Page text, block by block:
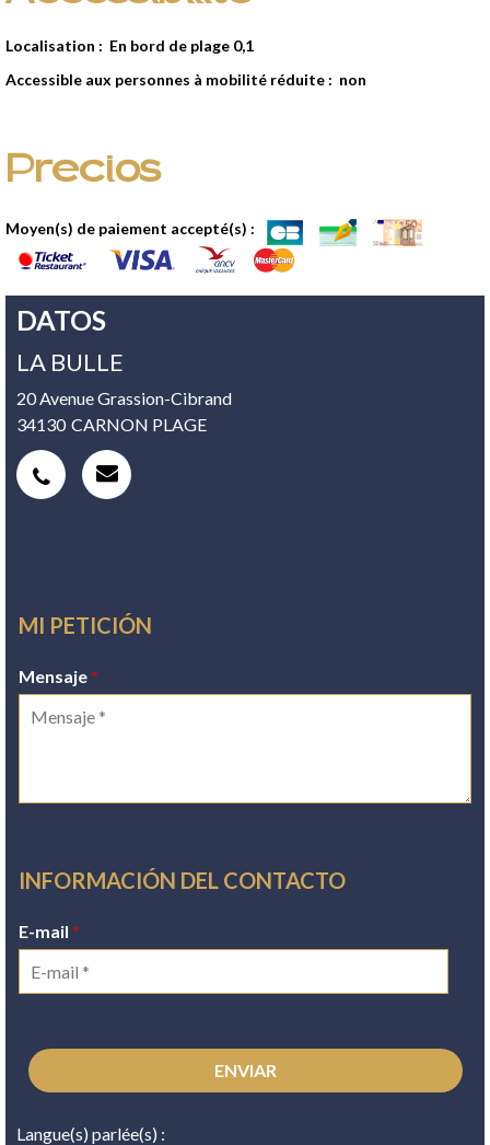
Localisation : En bord de plage 0,1
Accessible aux personnes à mobilité réduite : non
Precios
Moyen(s) de paiement accepté(s) :
DATOS
LA BULLE
20 Avenue Grassion-Cibrand
34130 CARNON PLAGE
MI PETICIÓN
Mensaje *
INFORMACIÓN DEL CONTACTO
E-mail *
Langue(s) parlée(s) :